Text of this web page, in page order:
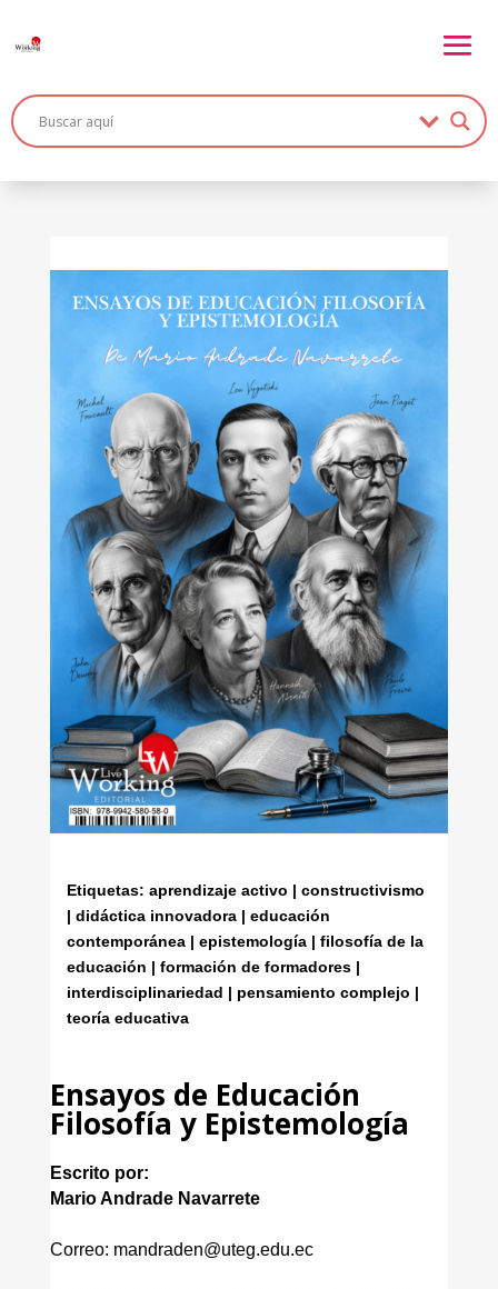
Etiquetas: aprendizaje activo | constructivismo
| didáctica innovadora | educación
contemporánea | epistemología | filosofía de la
educación | formación de formadores |
interdisciplinariedad | pensamiento complejo |
teoría educativa
Ensayos de Educación
Filosofía y Epistemología
Escrito por:
Mario Andrade Navarrete
Correo: mandraden@uteg.edu.ec